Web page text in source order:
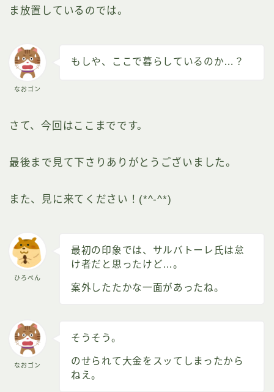
ま放置しているのでは。
なおゴン
もしや、ここで暮らしているのか…？
さて、今回はここまでです。
最後まで見て下さりありがとうございました。
また、見に来てください！(*^-^*)
ひろぺん
最初の印象では、サルバトーレ氏は怠
け者だと思ったけど…。
案外したたかな一面があったね。
なおゴン
そうそう。
のせられて大金をスッてしまったから
ねえ。